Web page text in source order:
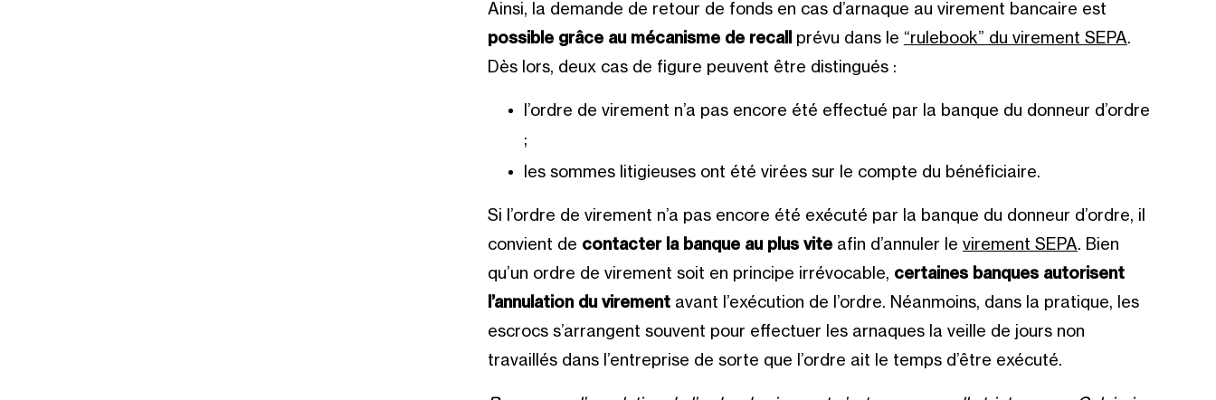
Ainsi, la demande de retour de fonds en cas d’arnaque au virement bancaire est
possible grâce au mécanisme de recall
prévu dans le “rulebook” du virement SEPA.
Dès lors, deux cas de figure peuvent être distingués :
l’ordre de virement n’a pas encore été effectué par la banque du donneur d’ordre
;
les sommes litigieuses ont été virées sur le compte du bénéficiaire.
Si l’ordre de virement n’a pas encore été exécuté par la banque du donneur d’ordre, il
convient de contacter la banque au plus viteafin d’annuler le virement SEPA. Bien
qu’un ordre de virement soit en principe irrévocable, certaines banques autorisent
l’annulation du virementavant l’exécution de l’ordre. Néanmoins, dans la pratique, les
escrocs s’arrangent souvent pour effectuer les arnaques la veille de jours non
travaillés dans l’entreprise de sorte que l’ordre ait le temps d’être exécuté.